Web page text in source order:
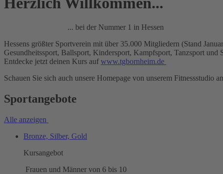
... bei der Nummer 1 in Hessen
Hessens größter Sportverein mit über 35.000 Mitgliedern (Stand
Gesundheitssport, Ballsport, Kindersport, Kampfsport, Tanzsport
Entdecke jetzt deinen Kurs auf www.tgbornheim.de
Schauen Sie sich auch unsere Homepage von unserem Fitnessstudio
Sportangebote
Alle anzeigen
Bronze, Silber, Gold
Kursangebot
Frauen und Männer von 6 bis 10